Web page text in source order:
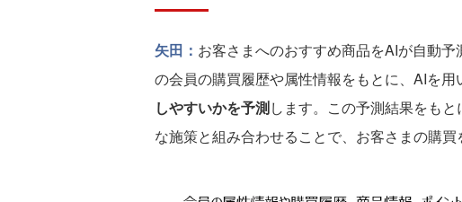
矢田： お客さまへのおすすめ商品をAIが自動
の会員の購買履歴や属性情報をもとに、AIを用
しやすいかを予測します。この予測結果をも
な施策と組み合わせることで、お客さまの購買